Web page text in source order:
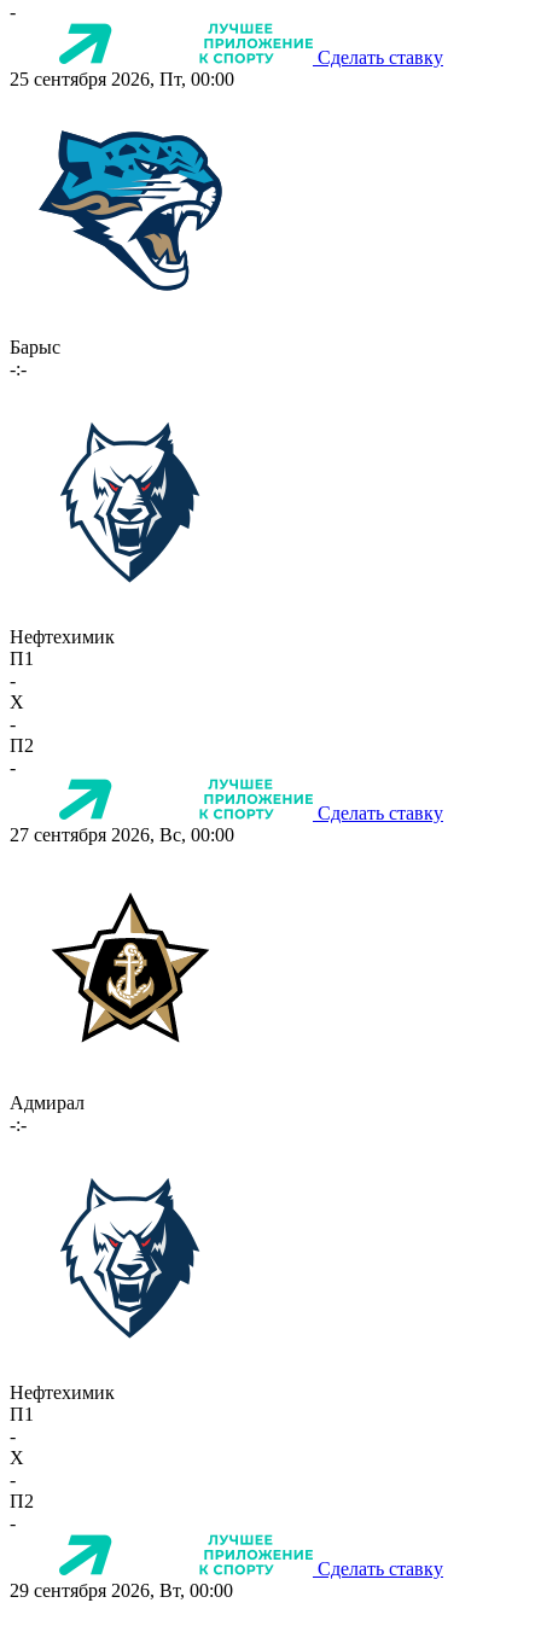
-
Сделать ставку
25 сентября 2026, Пт, 00:00
Барыс
-:-
Нефтехимик
П1
-
X
-
П2
-
Сделать ставку
27 сентября 2026, Вс, 00:00
Адмирал
-:-
Нефтехимик
П1
-
X
-
П2
-
Сделать ставку
29 сентября 2026, Вт, 00:00